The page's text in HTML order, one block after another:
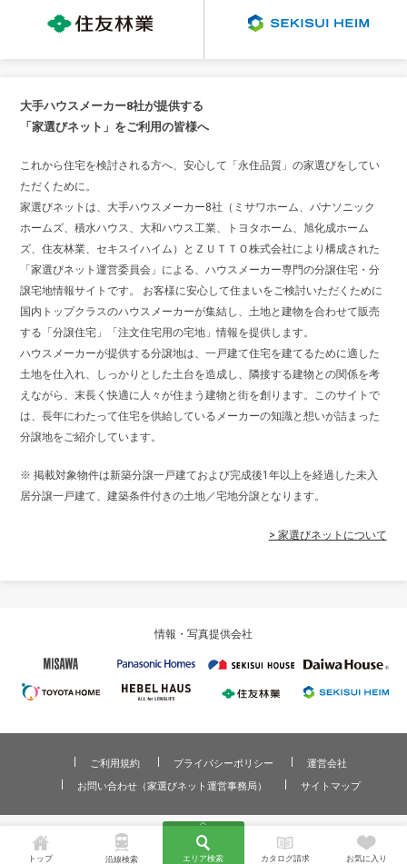
トップ 沿線検索 エリア検索 カタログ請求 お気に入り
大手ハウスメーカー8社が提供する
「家選びネット」をご利用の皆様へ
これから住宅を検討される方へ、安心して「永住品質」の家選びをしてい
ただくために。
家選びネットは、大手ハウスメーカー8社（ミサワホーム、パナソニック
ホームズ、積水ハウス、大和ハウス工業、トヨタホーム、旭化成ホーム
ズ、住友林業、セキスイハイム）とＺＵＴＴＯ株式会社により構成された
「家選びネット運営委員会」による、ハウスメーカー専門の分譲住宅・分
譲宅地情報サイトです。 お客様に安心して住まいをご検討いただくために
国内トップクラスのハウスメーカーが集結し、土地と建物を合わせて販売
する「分譲住宅」「注文住宅用の宅地」情報を提供します。
ハウスメーカーが提供する分譲地は、一戸建て住宅を建てるために適した
土地を仕入れ、しっかりとした土台を造成し、隣接する建物との関係を考
えながら、末長く快適に人々が住まう建物と街を創ります。このサイトで
は、長年にわたって住宅を供給しているメーカーの知識と想いが詰まった
分譲地をご紹介しています。
※ 掲載対象物件は新築分譲一戸建ておよび完成後1年以上を経過した未入
居分譲一戸建て、建築条件付きの土地／宅地分譲となります。
> 家選びネットについて
情報・写真提供会社
ご利用規約 プライバシーポリシー
運営会社
お問い合わせ（家選びネット運営事務局）
サイトマップ
Copyright © 2026 家選びネット. All Rights Reserved.